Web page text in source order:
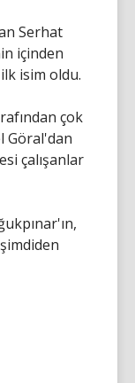
Serhat
içinden
isim oldu.
çok
Göral'dan
çalışanlar